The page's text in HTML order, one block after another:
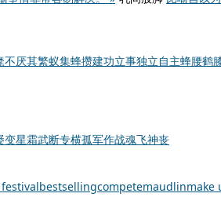
不厌其繁蚁集蜂攒建功立事独立自主蜂腰鹤
变星霜武断专横孤军作战魂飞神丧
bestsellingcompetemaudlinmake